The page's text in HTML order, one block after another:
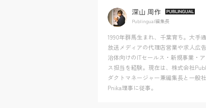
深山 周作
Publingual編集長
1990年群馬生まれ、千葉育ち。大手
放送メディアの代理店営業や求人広
治体向けのITセールス・新規事業・
ス担当を経験。現在は、株式会社
ダクトマネージャー兼編集長と一般
Pnika理事に従事。